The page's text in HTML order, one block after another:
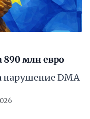
890 млн евро
нарушение DMA